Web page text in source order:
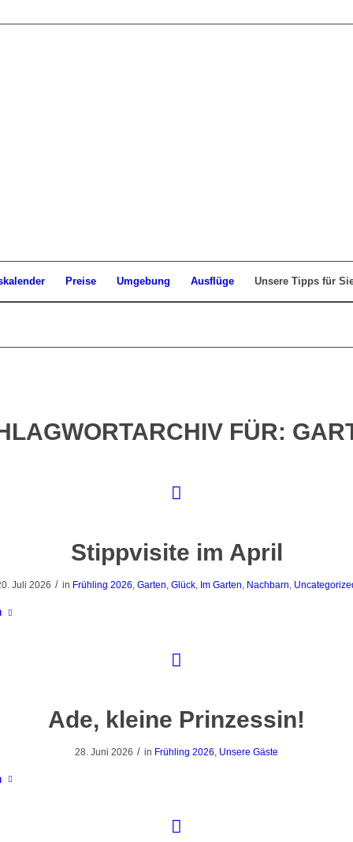
Preise Umgebung Ausflüge Unsere Tipps für
FÜR:
Stippvisite im April
Juli 2026 / in Frühling 2026, Garten, Glück, Im Garten, Nachbarn,
Ade, kleine Prinzessin!
28. Juni 2026 / in Frühling 2026 Unsere Gäste